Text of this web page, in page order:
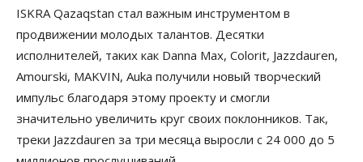
ISKRA Qazaqstan стал важным инструментом в
продвижении молодых талантов. Десятки
исполнителей, таких как Danna Max, Colorit, Jazzdauren,
Amourski, MAKVIN, Auka получили новый творческий
импульс благодаря этому проекту и смогли
значительно увеличить круг своих поклонников. Так,
треки Jazzdauren за три месяца выросли с 24 000 до 5